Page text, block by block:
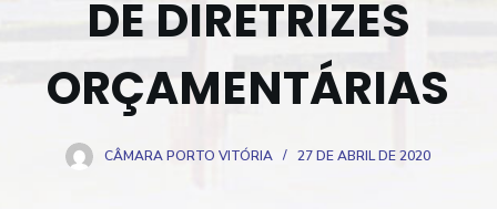
DE DIRETRIZES
ORÇAMENTÁRIAS
CÂMARA PORTO VITÓRIA 27 DE ABRIL DE 2020